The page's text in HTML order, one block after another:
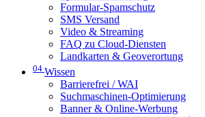
Formular-Spamschutz
SMS Versand
Video & Streaming
FAQ zu Cloud-Diensten
Landkarten & Geoverortung
04 Wissen
Barrierefrei / WAI
Suchmaschinen-Optimierung
Banner & Online-Werbung